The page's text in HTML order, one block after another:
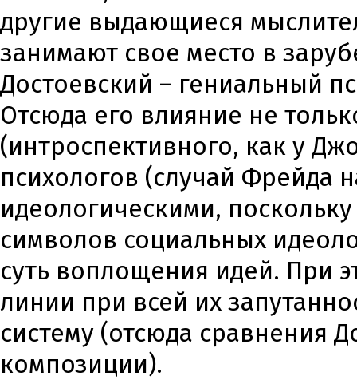
другие выдающиеся
занимают свое место в
Достоевский – гениальный
Отсюда его влияние не
(интроспективного, как у
психологов (случай Фрейда
идеологическими,
символов социальных
суть воплощения идей. При
линии при всей их
систему (отсюда сравнения
композиции).